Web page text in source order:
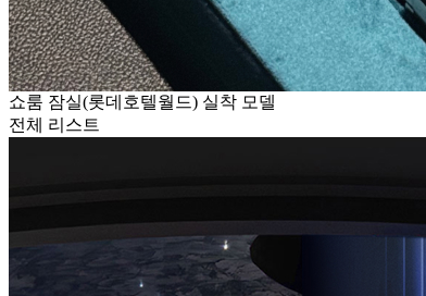
쇼룸 잠실(롯데호텔월드) 실착 모델
전체 리스트